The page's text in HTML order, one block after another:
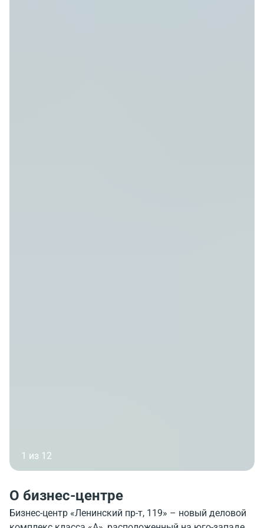
1 из 12
О бизнес-центре
Бизнес-центр «Ленинский пр-т, 119» – новый деловой